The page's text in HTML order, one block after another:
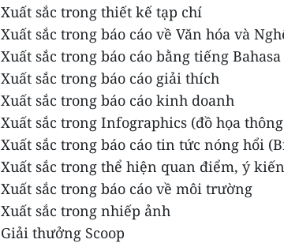
Xuất sắc trong thiết kế tạp chí
Xuất sắc trong báo cáo về Văn hóa và
Xuất sắc trong báo cáo bằng tiếng
Xuất sắc trong báo cáo giải thích
Xuất sắc trong báo cáo kinh doanh
Xuất sắc trong Infographics (đồ họa
Xuất sắc trong báo cáo tin tức nóng hổi
Xuất sắc trong thể hiện quan điểm, ý kiến
Xuất sắc trong báo cáo về môi trường
Xuất sắc trong nhiếp ảnh
Giải thưởng Scoop